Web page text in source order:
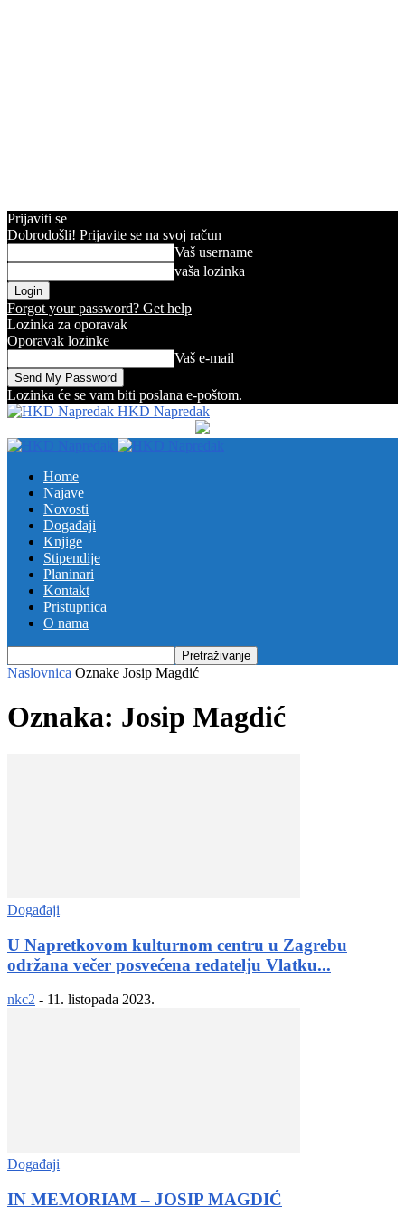
Prijaviti se
Dobrodošli! Prijavite se na svoj račun
Vaš username
vaša lozinka
Forgot your password? Get help
Lozinka za oporavak
Oporavak lozinke
Vaš e-mail
Lozinka će se vam biti poslana e-poštom.
HKD Napredak
Home
Najave
Novosti
Događaji
Knjige
Stipendije
Planinari
Kontakt
Pristupnica
O nama
Naslovnica Oznake Josip Magdić
Oznaka: Josip Magdić
Događaji
U Napretkovom kulturnom centru u Zagrebu
održana večer posvećena redatelju Vlatku...
nkc2 - 11. listopada 2023.
Događaji
IN MEMORIAM – JOSIP MAGDIĆ